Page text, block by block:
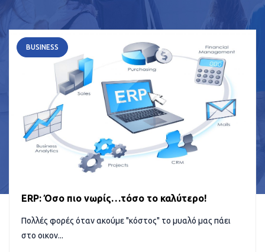
BUSINESS
ERP: Όσο πιο νωρίς…τόσο το καλύτερο!
Πολλές φορές όταν ακούμε "κόστος" το μυαλό μας πάει
στο οικον...